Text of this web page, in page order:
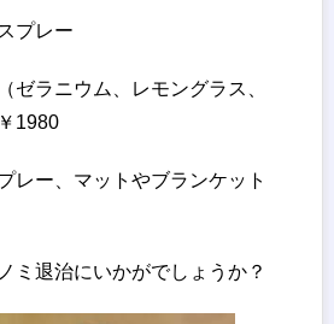
プレー
ゼラニウム、レモングラス、
1980
レー、マットやブランケット
ミ退治にいかがでしょうか？